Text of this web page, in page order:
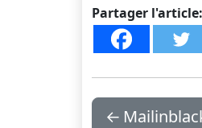
Partager l'article:
←